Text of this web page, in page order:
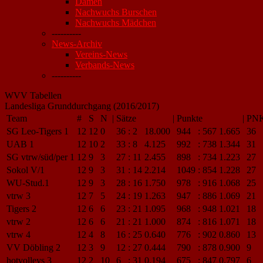
Nachwuchs Burschen
Nachwuchs Mädchen
----------
News-Archiv
Vereins-News
Verbands-News
----------
WVV Tabellen
Landesliga Grunddurchgang (2016/2017)
Team
# S N | Sätze | Punkte |
SG Leo-Tigers 1
12 12 0 36 : 2 18.000 944 : 567 1.665
36
UAB 1
12 10 2 33 : 8 4.125 992 : 738 1.344
31
SG vtrw/süd/per 1 12 9 3 27 : 11 2.455 898 : 734 1.223
27
Sokol V/1
12 9 3 31 : 14 2.214 1049 : 854 1.228
27
WU-Stud.1
12 9 3 28 : 16 1.750 978 : 916 1.068
25
vtrw 3
12 7 5 24 : 19 1.263 947 : 886 1.069
21
Tigers 2
12 6 6 23 : 21 1.095 968 : 948 1.021
18
vtrw 2
12 6 6 21 : 21 1.000 874 : 816 1.071
18
vtrw 4
12 4 8 16 : 25 0.640 776 : 902 0.860
13
VV Döbling 2
12 3 9 12 : 27 0.444 790 : 878 0.900
9
hotvolleys 3
12 2 10 6 : 31 0.194 675 : 847 0.797 6